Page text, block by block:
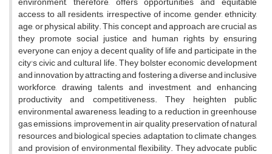
access to all residents, irrespective of income, gender, ethnicity,
age, or physical ability. This concept and approach are crucial as
they promote social justice and human rights by ensuring
everyone can enjoy a decent quality of life and participate in the
city's civic and cultural life. They bolster economic development
and innovation by attracting and fostering a diverse and inclusive
workforce, drawing talents and investment, and enhancing
productivity and competitiveness. They heighten public
environmental awareness, leading to a reduction in greenhouse
gas emissions, improvement in air quality, preservation of natural
resources and biological species, adaptation to climate changes,
and provision of environmental flexibility. They advocate public